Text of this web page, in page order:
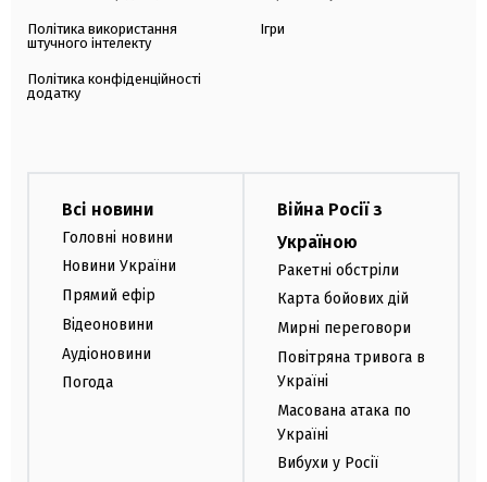
Політика використання
штучного інтелекту
Політика конфіденційності
додатку
Ігри
Всі новини
Головні новини
Новини України
Прямий ефір
Відеоновини
Аудіоновини
Погода
Війна Росії з
Україною
Ракетні обстріли
Карта бойових дій
Мирні переговори
Повітряна тривога в
Україні
Масована атака по
Україні
Вибухи у Росії